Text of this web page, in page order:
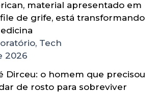
material apresentado em
de grife, está transformando
Tech
2026
Dirceu: o homem que precisou
de rosto para sobreviver